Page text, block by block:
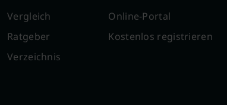
Vergleich
Ratgeber
Verzeichnis
Online-Portal
Kostenlos registrieren